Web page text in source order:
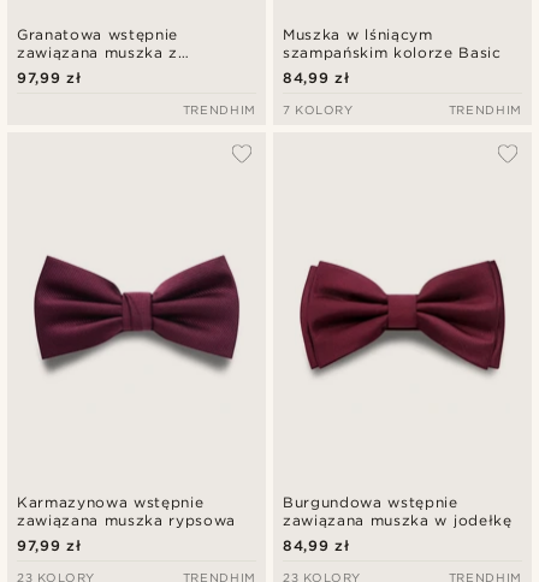
Granatowa wstępnie
zawiązana muszka z
ananasami
97,99 zł
TRENDHIM
Muszka w lśniącym
szampańskim kolorze Basic
84,99 zł
7 KOLORY TRENDHIM
Karmazynowa wstępnie
zawiązana muszka rypsowa
97,99 zł
23 KOLORY TRENDHIM
Burgundowa wstępnie
zawiązana muszka w jodełkę
84,99 zł
23 KOLORY TRENDHIM